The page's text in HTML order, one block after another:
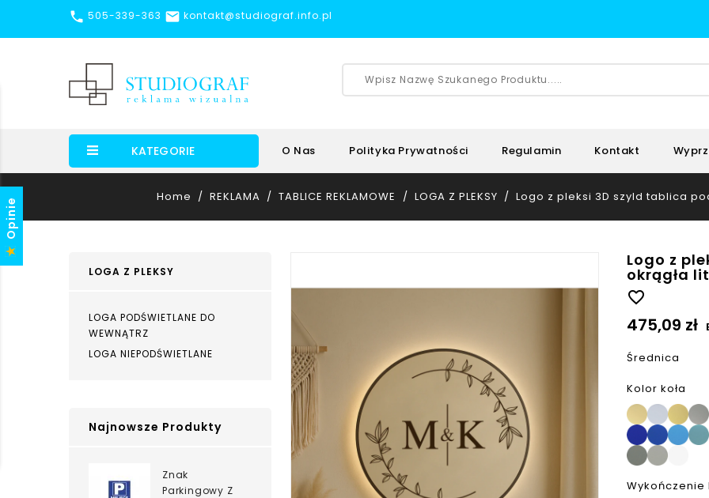
 505-339-363  kontakt@studiograf.info.pl
KATEGORIE O Nas Polityka Prywatności Regulamin Kontakt
Home REKLAMA TABLICE REKLAMOWE LOGA Z PLEKSY Logo z pleksi 3D szyld tablica
LOGA Z PLEKSY
LOGA PODŚWIETLANE DO
WEWNĄTRZ
LOGA NIEPODŚWIETLANE
Najnowsze Produkty
Znak
Parkingowy Z
Logo z
okrągła
favorite_border
475,09 zł
Średnica
Kolor koła
Wykończenie
Opinie